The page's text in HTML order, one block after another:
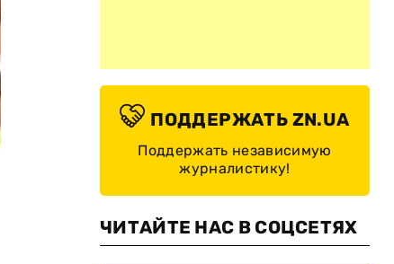
ПОДДЕРЖАТЬ ZN.UA
Поддержать независимую
журналистику!
ЧИТАЙТЕ НАС В СОЦСЕТЯХ